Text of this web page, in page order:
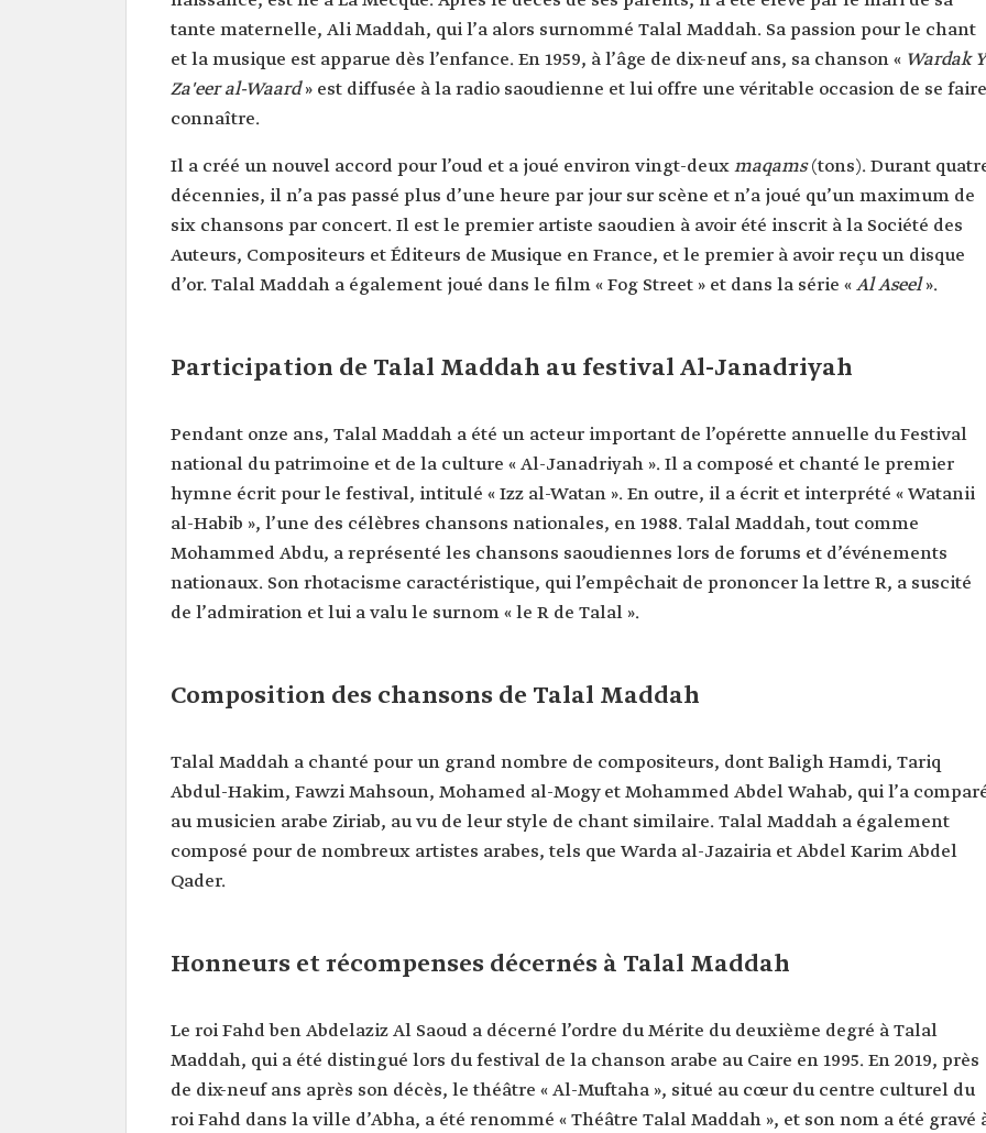
naissance
Date de décès
2000.
Domaines
Chansons
70 albums.
tante maternelle, Ali Maddah, qui l’a alors surnommé Talal Maddah. Sa passion pour le chant
et la musique est apparue dès l’enfance. En 1959, à l’âge de dix-neuf ans, sa chanson « Wardak
Za'eer al-Waard» est diffusée à la radio saoudienne et lui offre une véritable occasion de se faire
connaître.
Il a créé un nouvel accord pour l’oud et a joué environ vingt-deuxmaqams(tons). Durant
décennies, il n’a pas passé plus d’une heure par jour sur scène et n’a joué qu’un maximum de
six chansons par concert. Il est le premier artiste saoudien à avoir été inscrit à la Société des
Auteurs, Compositeurs et Éditeurs de Musique en France, et le premier à avoir reçu un disque
d’or. Talal Maddah a également joué dans le film « Fog Street » et dans la série «Al Aseel».
Participation de Talal Maddah au festival Al-Janadriyah
Pendant onze ans, Talal Maddah a été un acteur important de l’opérette annuelle du Festival
national du patrimoine et de la culture « Al-Janadriyah ». Il a composé et chanté le premier
hymne écrit pour le festival, intitulé « Izz al-Watan ». En outre, il a écrit et interprété « Watanii
al-Habib », l’une des célèbres chansons nationales, en 1988. Talal Maddah, tout comme
Mohammed Abdu, a représenté les chansons saoudiennes lors de forums et d’événements
nationaux. Son rhotacisme caractéristique, qui l’empêchait de prononcer la lettre R, a suscité
de l’admiration et lui a valu le surnom « le R de Talal ».
Composition des chansons de Talal Maddah
Talal Maddah a chanté pour un grand nombre de compositeurs, dont Baligh Hamdi, Tariq
Abdul-Hakim, Fawzi Mahsoun, Mohamed al-Mogy et Mohammed Abdel Wahab, qui l’a
au musicien arabe Ziriab, au vu de leur style de chant similaire. Talal Maddah a également
composé pour de nombreux artistes arabes, tels que Warda al-Jazairia et Abdel Karim Abdel
Qader.
Honneurs et récompenses décernés à Talal Maddah
Le roi Fahd ben Abdelaziz Al Saoud a décerné l’ordre du Mérite du deuxième degré à Talal
Maddah, qui a été distingué lors du festival de la chanson arabe au Caire en 1995. En 2019, près
de dix-neuf ans après son décès, le théâtre « Al-Muftaha », situé au cœur du centre culturel du
roi Fahd dans la ville d’Abha, a été renommé « Théâtre Talal Maddah », et son nom a été gravé